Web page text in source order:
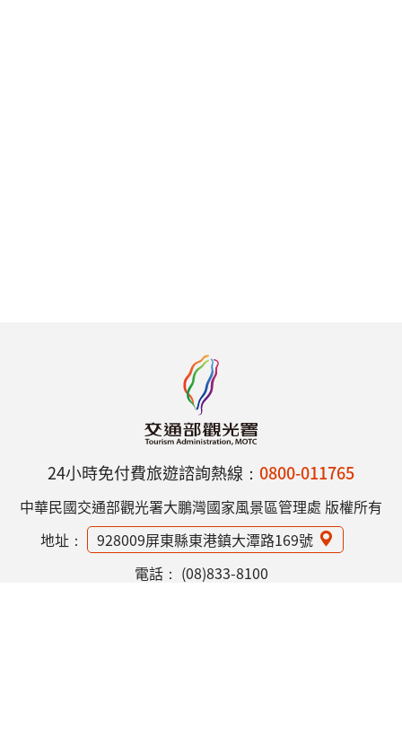
24小時免付費旅遊諮詢熱線： 0800-011765
中華民國交通部觀光署大鵬灣國家風景區管理處 版權所有
地址：
928009屏東縣東港鎮大潭路169號
電話： (08)833-8100